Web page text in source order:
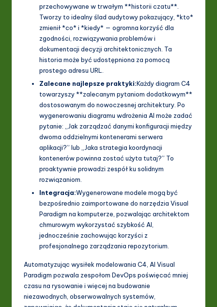
przechowywane w trwałym **historii czatu**.
Tworzy to idealny ślad audytowy pokazujący, *kto*
zmienił *co* i *kiedy* — ogromna korzyść dla
zgodności, rozwiązywania problemów i
dokumentacji decyzji architektonicznych. Ta
historia może być udostępniona za pomocą
prostego adresu URL.
Zalecane najlepsze praktyki:Każdy diagram C4
towarzyszy **zalecanym pytaniom dodatkowym**
dostosowanym do nowoczesnej architektury. Po
wygenerowaniu diagramu wdrożenia AI może zadać
pytanie: „Jak zarządzać danymi konfiguracji między
dwoma oddzielnymi kontenerami serwera
aplikacji?” lub „Jaka strategia koordynacji
kontenerów powinna zostać użyta tutaj?” To
proaktywnie prowadzi zespół ku solidnym
rozwiązaniom.
Integracja:Wygenerowane modele mogą być
bezpośrednio zaimportowane do narzędzia Visual
Paradigm na komputerze, pozwalając architektom
chmurowym wykorzystać szybkość AI,
jednocześnie zachowując korzyści z
profesjonalnego zarządzania repozytorium.
Automatyzując wysiłek modelowania C4, AI Visual
Paradigm pozwala zespołom DevOps poświęcać mniej
czasu na rysowanie i więcej na budowanie
niezawodnych, obserwowalnych systemów,